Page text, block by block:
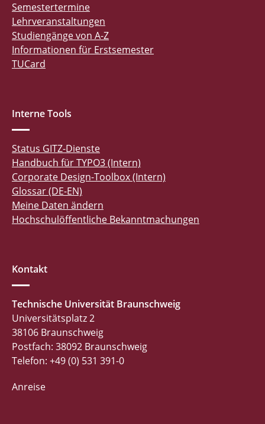
Semestertermine
Lehrveranstaltungen
Studiengänge von A-Z
Informationen für Erstsemester
TUCard
Interne Tools
Status GITZ-Dienste
Handbuch für TYPO3 (Intern)
Corporate Design-Toolbox (Intern)
Glossar (DE-EN)
Meine Daten ändern
Hochschulöffentliche Bekanntmachungen
Kontakt
Technische Universität Braunschweig
Universitätsplatz 2
38106 Braunschweig
Postfach: 38092 Braunschweig
Telefon: +49 (0) 531 391-0
Anreise